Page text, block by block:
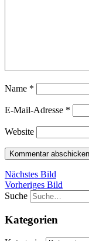
Name *
E-Mail-Adresse *
Website
Nächstes Bild
Vorheriges Bild
Suche
Kategorien